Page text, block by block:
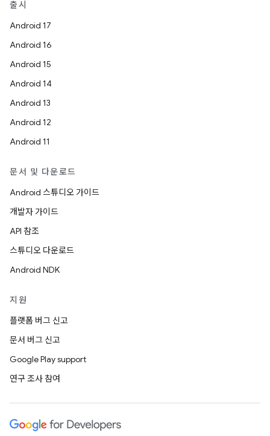
출시
Android 17
Android 16
Android 15
Android 14
Android 13
Android 12
Android 11
문서 및 다운로드
Android 스튜디오 가이드
개발자 가이드
API 참조
스튜디오 다운로드
Android NDK
지원
플랫폼 버그 신고
문서 버그 신고
Google Play support
연구 조사 참여